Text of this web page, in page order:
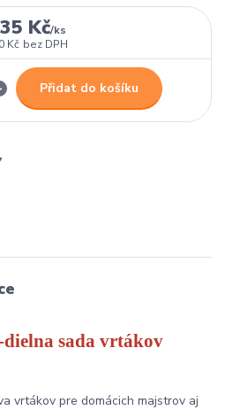
Kč/ks
Kč bez DPH
Přidat do košíku
sada vrtákov
vrtákov pre domácich majstrov aj